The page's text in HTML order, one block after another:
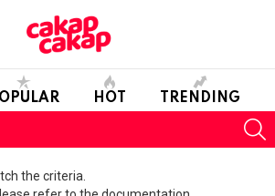
HOT TRENDING
the criteria.